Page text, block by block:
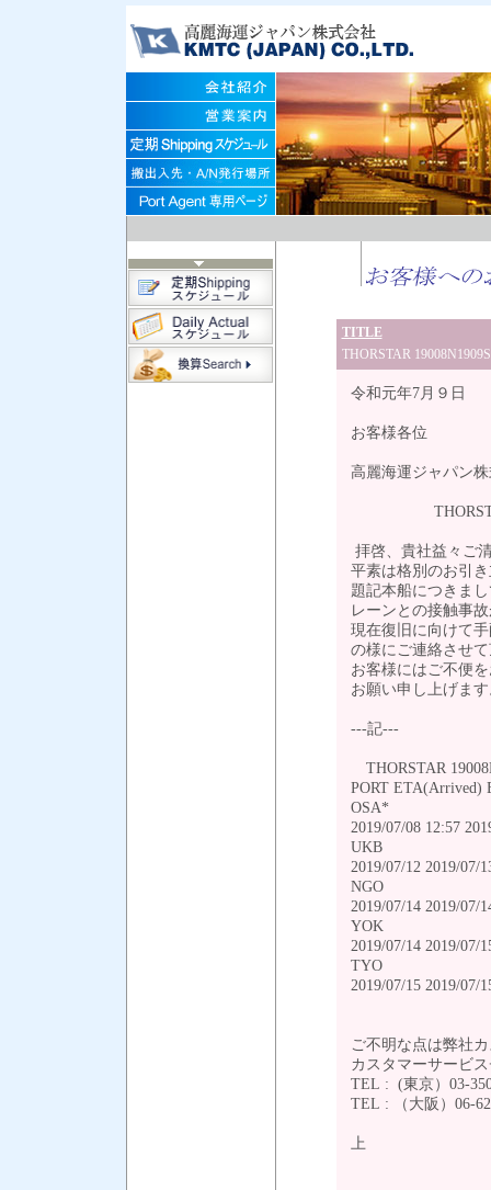
TITLE
THORSTAR
令和元年7月９日
お客様各位
高麗海運ジャパン
THORSTAR
拝啓、貴社益々ご
平素は格別のお引
題記本船につきま
レーンとの接触事
現在復旧に向けて
の様にご連絡させ
お客様にはご不便
お願い申し上げま
---記---
THORSTAR
PORT ETA(Arrived)
OSA*
2019/07/08 12:57
UKB
2019/07/12 2019/07/
NGO
2019/07/14 2019/07/
YOK
2019/07/14 2019/07/
TYO
2019/07/15 2019/07/
ご不明な点は弊社
カスタマーサービ
TEL : (東京）03-
TEL : （大阪）06-
上